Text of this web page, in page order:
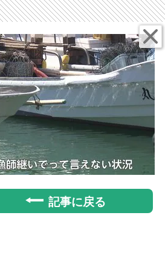
記事に戻る